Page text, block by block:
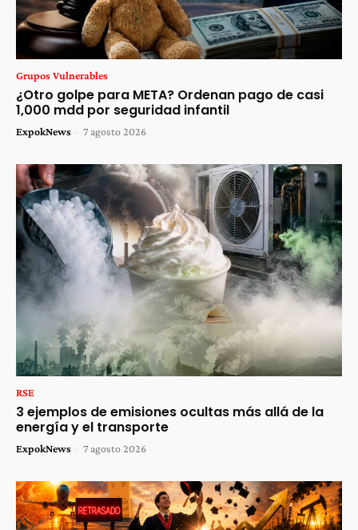
Grupos Vulnerables
¿Otro golpe para META? Ordenan pago de casi
1,000 mdd por seguridad infantil
ExpokNews - 7 agosto 2026
RSE
3 ejemplos de emisiones ocultas más allá de la
energía y el transporte
ExpokNews - 7 agosto 2026